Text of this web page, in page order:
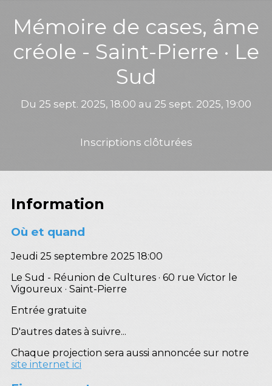
Mémoire de cases, âme
créole - Saint-Pierre · Le
Sud
Du 25 sept. 2025, 18:00 au 25 sept. 2025, 19:00
Inscriptions clôturées
Information
Où et quand
Jeudi 25 septembre 2025 18:00
Le Sud - Réunion de Cultures · 60 rue Victor le
Vigoureux · Saint-Pierre
Entrée gratuite
D'autres dates à suivre...
Chaque projection sera aussi annoncée sur notre
site internet ici